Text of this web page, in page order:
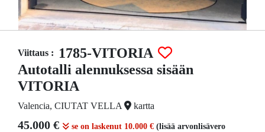
Viittaus :
1785-VITORIA
Autotalli alennuksessa sisään
VITORIA
Valencia, CIUTAT VELLA kartta
45.000 € se on laskenut 10.000 € (lisää arvonlisävero